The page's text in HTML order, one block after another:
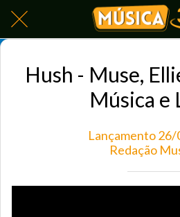
Hush - Muse,
Música e
Lançamento
Redação